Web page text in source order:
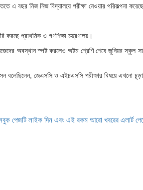
এ বছর নিজ নিজ বিদ্যালয়ে পরীক্ষা নেওয়ার পরিকল্পনা
করছে প্রাথমিক ও গণশিক্ষা মন্ত্রণালয়।
অবস্থান স্পষ্ট করলেও অষ্টম শ্রেণি শেষে জুনিয়র স্কুল
বলেছিলেন, জেএসসি ও এইচএসসি পরীক্ষার বিষয়ে এখনো
পেজটি লাইক দিন এবং এই রকম আরো খবরের এলার্ট